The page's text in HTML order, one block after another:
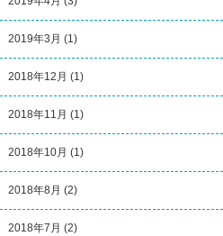
2019年3月 (1)
2018年12月 (1)
2018年11月 (1)
2018年10月 (1)
2018年8月 (2)
2018年7月 (2)